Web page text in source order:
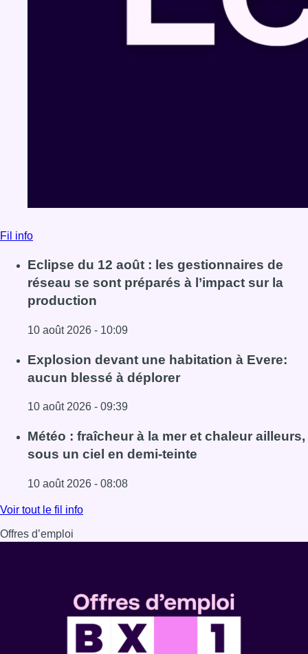
Fil info
Eclipse du 12 août : les gestionnaires de
réseau se sont préparés à l’impact sur la
production
10 août 2026 - 10:09
Lire l'article Eclipse du 12 août : les gestionnaires de
Explosion devant une habitation à Evere:
aucun blessé à déplorer
10 août 2026 - 09:39
Lire l'article Explosion devant une habitation à Evere:
Météo : fraîcheur à la mer et chaleur ailleurs,
sous un ciel en demi-teinte
10 août 2026 - 08:08
Lire l'article Météo : fraîcheur à la mer et chaleur ailleurs,
Voir tout le fil info
Offres d’emploi